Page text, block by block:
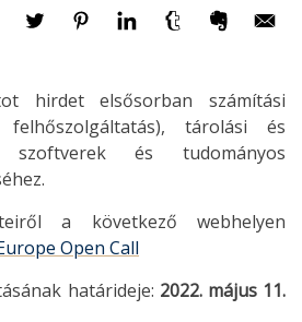
hirdet elsősorban számítási
tárolási és
szoftverek és tudományos
a következő webhelyen
Open Call
határideje: 2022. május 11.